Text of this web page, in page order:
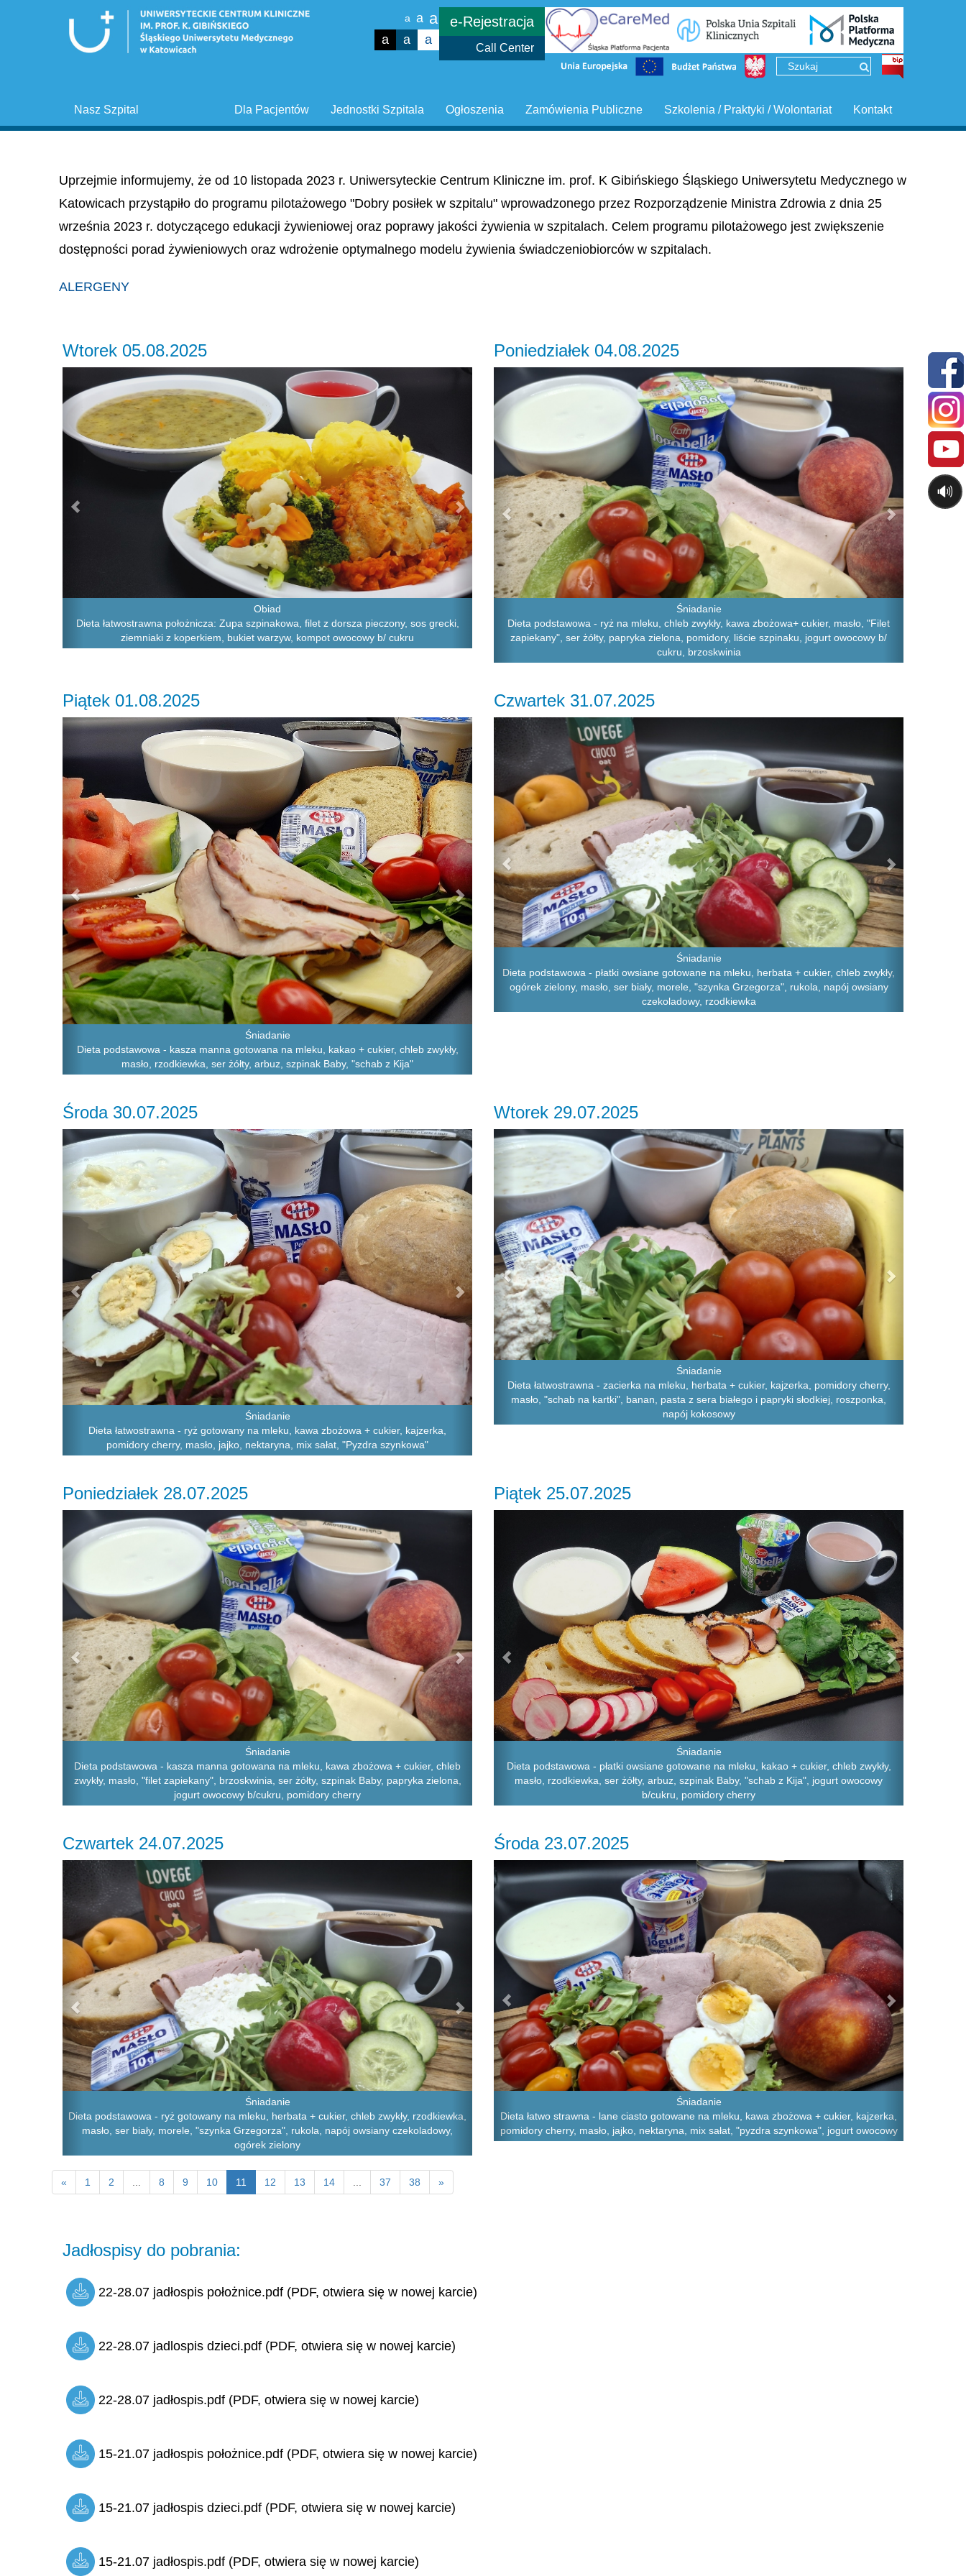
a a a
a a a
e-Rejestracja
Call Center
Kontakt
Szkolenia / Praktyki / Wolontariat
Zamówienia Publiczne
Ogłoszenia
Jednostki Szpitala
Dla Pacjentów
Nasz Szpital
Uprzejmie informujemy, że od 10 listopada 2023 r. Uniwersyteckie Centrum Kliniczne im. prof. K Gibińskiego Śląskiego Uniwersytetu Medycznego w
Katowicach przystąpiło do programu pilotażowego "Dobry posiłek w szpitalu" wprowadzonego przez Rozporządzenie Ministra Zdrowia z dnia 25
września 2023 r. dotyczącego edukacji żywieniowej oraz poprawy jakości żywienia w szpitalach. Celem programu pilotażowego jest zwiększenie
dostępności porad żywieniowych oraz wdrożenie optymalnego modelu żywienia świadczeniobiorców w szpitalach.
ALERGENY
Wtorek 05.08.2025
Obiad
Dieta łatwostrawna położnicza: Zupa szpinakowa, filet z dorsza pieczony, sos grecki,
ziemniaki z koperkiem, bukiet warzyw, kompot owocowy b/ cukru
Previous
Poniedziałek 04.08.2025
Śniadanie
Dieta podstawowa - ryż na mleku, chleb zwykły, kawa zbożowa+ cukier, masło, "Filet
zapiekany", ser żółty, papryka zielona, pomidory, liście szpinaku, jogurt owocowy b/
cukru, brzoskwinia
Previous Next
Piątek 01.08.2025
Śniadanie
Dieta podstawowa - kasza manna gotowana na mleku, kakao + cukier, chleb zwykły,
masło, rzodkiewka, ser żółty, arbuz, szpinak Baby, "schab z Kija"
Previous Next
Czwartek 31.07.2025
Śniadanie
Dieta podstawowa - płatki owsiane gotowane na mleku, herbata + cukier, chleb zwykły,
ogórek zielony, masło, ser biały, morele, "szynka Grzegorza", rukola, napój owsiany
czekoladowy, rzodkiewka
Previous
Środa 30.07.2025
Śniadanie
Dieta łatwostrawna - ryż gotowany na mleku, kawa zbożowa + cukier, kajzerka,
pomidory cherry, masło, jajko, nektaryna, mix sałat, "Pyzdra szynkowa"
Previous Next
Wtorek 29.07.2025
Śniadanie
Dieta łatwostrawna - zacierka na mleku, herbata + cukier, kajzerka, pomidory cherry,
masło, "schab na kartki", banan, pasta z sera białego i papryki słodkiej, roszponka,
napój kokosowy
Previous Next
Poniedziałek 28.07.2025
Śniadanie
Dieta podstawowa - kasza manna gotowana na mleku, kawa zbożowa + cukier, chleb
zwykły, masło, "filet zapiekany", brzoskwinia, ser żółty, szpinak Baby, papryka zielona,
jogurt owocowy b/cukru, pomidory cherry
Previous Next
Piątek 25.07.2025
Śniadanie
Dieta podstawowa - płatki owsiane gotowane na mleku, kakao + cukier, chleb zwykły,
masło, rzodkiewka, ser żółty, arbuz, szpinak Baby, "schab z Kija", jogurt owocowy
b/cukru, pomidory cherry
Czwartek 24.07.2025
Śniadanie
Dieta podstawowa - ryż gotowany na mleku, herbata + cukier, chleb zwykły, rzodkiewka,
masło, ser biały, morele, "szynka Grzegorza", rukola, napój owsiany czekoladowy,
ogórek zielony
Previous
Środa 23.07.2025
Śniadanie
Dieta łatwo strawna - lane ciasto gotowane na mleku, kawa zbożowa + cukier, kajzerka,
pomidory cherry, masło, jajko, nektaryna, mix sałat, "pyzdra szynkowa", jogurt owocowy
Previous Next
« 1 2 8 9 10 11 12 13 14 37 38 »
Jadłospisy do pobrania:
22-28.07 jadłospis położnice.pdf (PDF, otwiera się w nowej karcie)
22-28.07 jadlospis dzieci.pdf (PDF, otwiera się w nowej karcie)
22-28.07 jadłospis.pdf (PDF, otwiera się w nowej karcie)
15-21.07 jadłospis położnice.pdf (PDF, otwiera się w nowej karcie)
15-21.07 jadłospis dzieci.pdf (PDF, otwiera się w nowej karcie)
15-21.07 jadłospis.pdf (PDF, otwiera się w nowej karcie)
🔊